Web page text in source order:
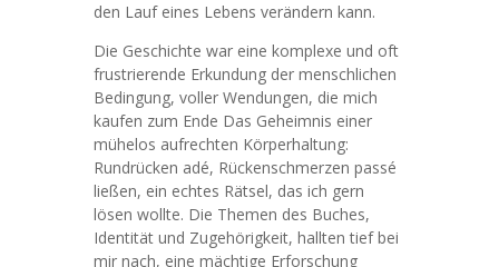
den Lauf eines Lebens verändern kann.
Die Geschichte war eine komplexe und oft
frustrierende Erkundung der menschlichen
Bedingung, voller Wendungen, die mich
kaufen zum Ende Das Geheimnis einer
mühelos aufrechten Körperhaltung:
Rundrücken adé, Rückenschmerzen passé
ließen, ein echtes Rätsel, das ich gern
lösen wollte. Die Themen des Buches,
Identität und Zugehörigkeit, hallten tief bei
mir nach, eine mächtige Erforschung